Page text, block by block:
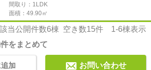
間取り：1LDK
面積：49.90㎡
該当公開件数6棟 空き数15件 1-6棟表示
をまとめて
お問い合わせ
加